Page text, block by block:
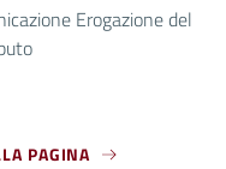
Erogazione del
PAGINA